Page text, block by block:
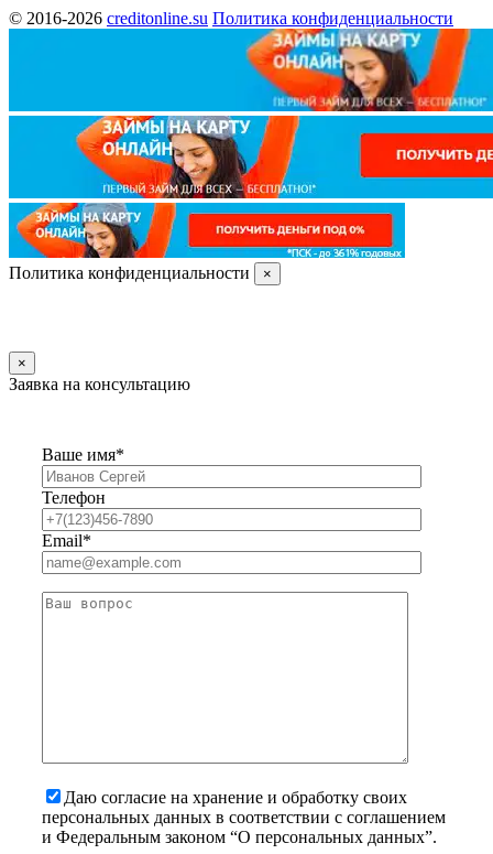
© 2016-2026 creditonline.su Политика конфиденциальности
Политика конфиденциальности ×
×
Заявка на консультацию
Ваше имя*
Телефон
Email*
Даю согласие на хранение и обработку своих
персональных данных в соответствии с соглашением
и Федеральным законом “О персональных данных”.